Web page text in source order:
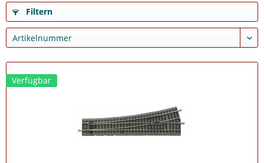
Filtern
Verfügbar